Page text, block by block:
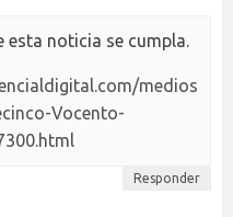
esta noticia se cumpla.
medios
Vocento-
Responder